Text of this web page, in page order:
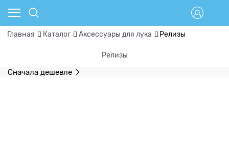
Главная Каталог Аксессуары для лука Релизы
Релизы
Сначала дешевле